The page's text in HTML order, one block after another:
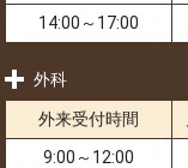
14:00～17:00
外科
外来受付時間
9:00～12:00